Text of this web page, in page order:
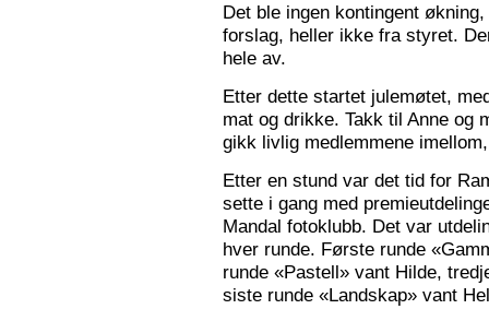
Det ble ingen kontingent
forslag, heller ikke fra styret.
hele av.
Etter dette startet julemøtet,
mat og drikke. Takk til Anne og
gikk livlig medlemmene
Etter en stund var det tid for
sette i gang med
Mandal fotoklubb. Det var
hver runde. Første runde
runde «Pastell» vant Hilde,
siste runde «Landskap» vant